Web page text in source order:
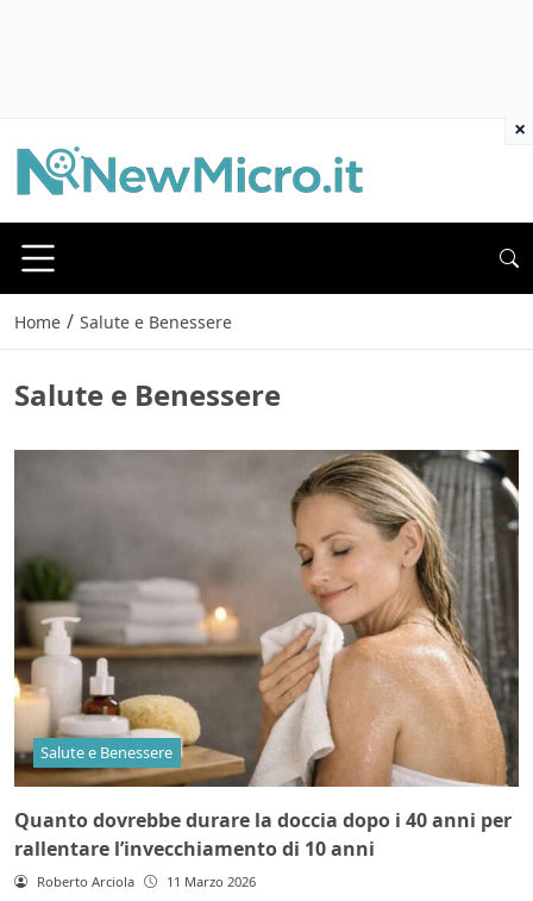
Home / Salute e Benessere
Salute e Benessere
Salute e Benessere
Quanto dovrebbe durare la doccia dopo i 40 anni per
rallentare l’invecchiamento di 10 anni
Roberto Arciola 11 Marzo 2026
×